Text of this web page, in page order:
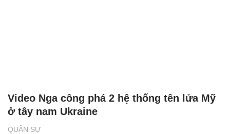
QUÂN SỰ
Video Nga công phá 2 hệ thống tên lửa Mỹ
ở tây nam Ukraine